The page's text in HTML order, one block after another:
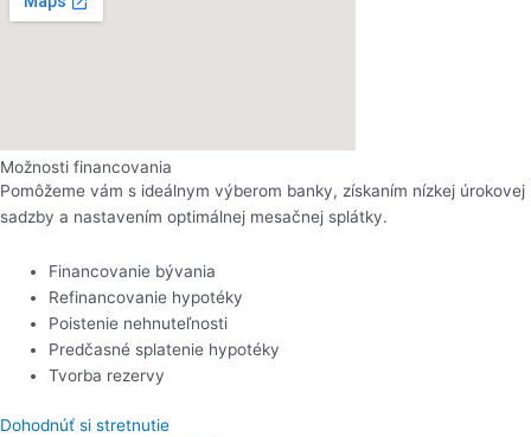
Možnosti financovania
Pomôžeme vám s ideálnym výberom banky, získaním nízkej úrokovej
sadzby a nastavením optimálnej mesačnej splátky.
Financovanie bývania
Refinancovanie hypotéky
Poistenie nehnuteľnosti
Predčasné splatenie hypotéky
Tvorba rezervy
Dohodnúť si stretnutie